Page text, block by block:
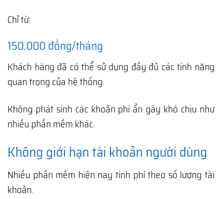
Chỉ từ:
150.000 đồng/tháng
Khách hàng đã có thể sử dụng đầy đủ các tính năng
quan trọng của hệ thống.
Không phát sinh các khoản phí ẩn gây khó chịu như
nhiều phần mềm khác.
Không giới hạn tài khoản người dùng
Nhiều phần mềm hiện nay tính phí theo số lượng tài
khoản.